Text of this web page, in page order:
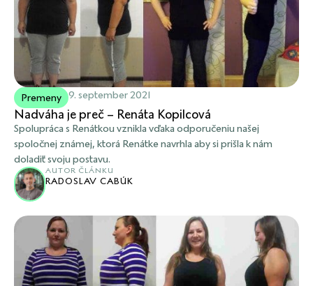
Premeny 9. september 2021
Nadváha je preč – Renáta Kopilcová
Spolupráca s Renátkou vznikla vďaka odporučeniu našej
spoločnej známej, ktorá Renátke navrhla aby si prišla k nám
doladiť svoju postavu.
AUTOR ČLÁNKU
RADOSLAV CABÚK